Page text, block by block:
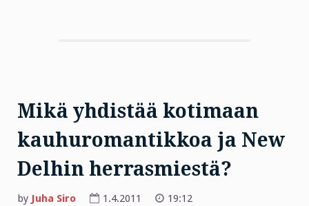
Mikä yhdistää kotimaan
kauhuromantikkoa ja New
Delhin herrasmiestä?
by Juha Siro 1.4.2011
19:12